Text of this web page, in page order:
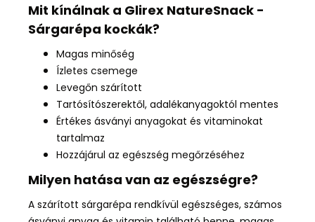
Mit kínálnak a Glirex NatureSnack -
Sárgarépa kockák?
Magas minőség
Ízletes csemege
Levegőn szárított
Tartósítószerektől, adalékanyagoktól mentes
Értékes ásványi anyagokat és vitaminokat
tartalmaz
Hozzájárul az egészség megőrzéséhez
Milyen hatása van az egészségre?
A szárított sárgarépa rendkívül egészséges, számos